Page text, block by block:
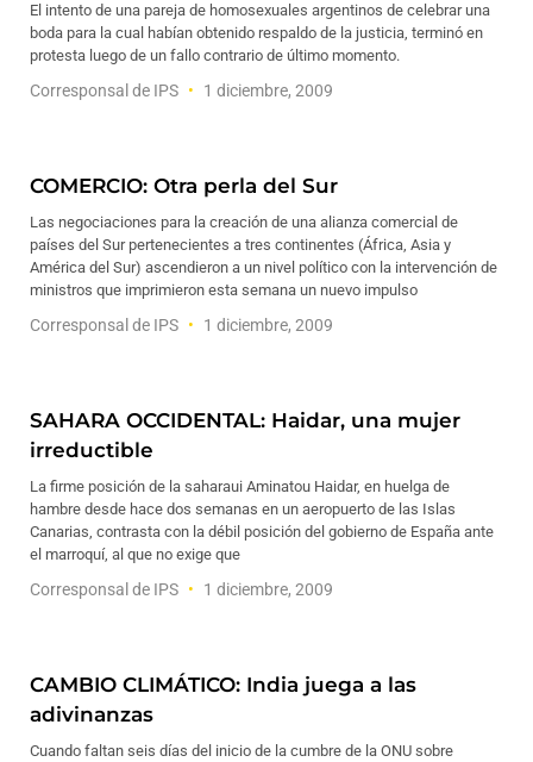
El intento de una pareja de homosexuales argentinos de celebrar una
boda para la cual habían obtenido respaldo de la justicia, terminó en
protesta luego de un fallo contrario de último momento.
Corresponsal de IPS 1 diciembre, 2009
COMERCIO: Otra perla del Sur
Las negociaciones para la creación de una alianza comercial de
países del Sur pertenecientes a tres continentes (África, Asia y
América del Sur) ascendieron a un nivel político con la intervención de
ministros que imprimieron esta semana un nuevo impulso
Corresponsal de IPS 1 diciembre, 2009
SAHARA OCCIDENTAL: Haidar, una mujer
irreductible
La firme posición de la saharaui Aminatou Haidar, en huelga de
hambre desde hace dos semanas en un aeropuerto de las Islas
Canarias, contrasta con la débil posición del gobierno de España ante
el marroquí, al que no exige que
Corresponsal de IPS 1 diciembre, 2009
CAMBIO CLIMÁTICO: India juega a las
adivinanzas
Cuando faltan seis días del inicio de la cumbre de la ONU sobre